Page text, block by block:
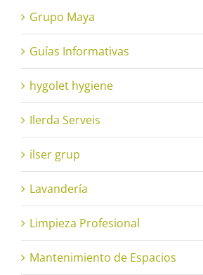
Grupo Maya
Guías Informativas
hygolet hygiene
Ilerda Serveis
ilser grup
Lavandería
Limpieza Profesional
Mantenimiento de Espacios